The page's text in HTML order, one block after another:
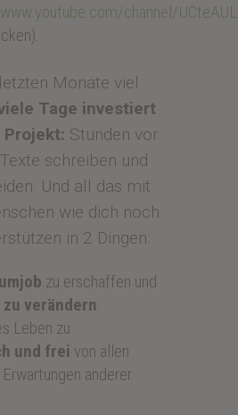
channel/
Monate viel
Tage investiert
Stunden vor
schreiben und
Und all das mit
wie dich noch
in 2 Dingen:
zu erschaffen und
zu verändern.
Leben zu
und frei von allen
anderer.